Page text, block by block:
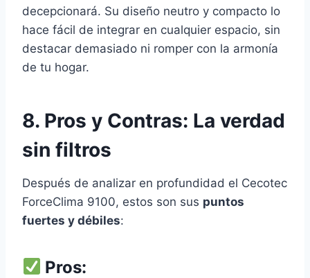
decepcionará. Su diseño neutro y compacto lo
hace fácil de integrar en cualquier espacio, sin
destacar demasiado ni romper con la armonía
de tu hogar.
8. Pros y Contras: La verdad
sin filtros
Después de analizar en profundidad el Cecotec
ForceClima 9100, estos son sus puntos
fuertes y débiles:
Pros: